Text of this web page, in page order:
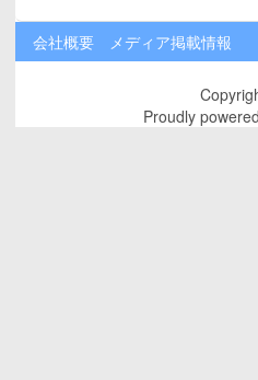
会社概要 メディア掲載情報
Proudly